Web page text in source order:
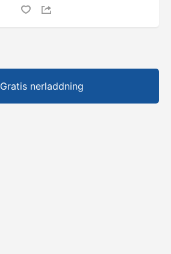
Gratis nerladdning